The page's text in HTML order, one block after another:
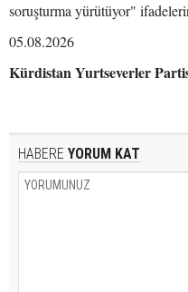
soruşturma yürütüyor"
05.08.2026
Kürdistan Yurtseverler
HABERE YORUM KAT